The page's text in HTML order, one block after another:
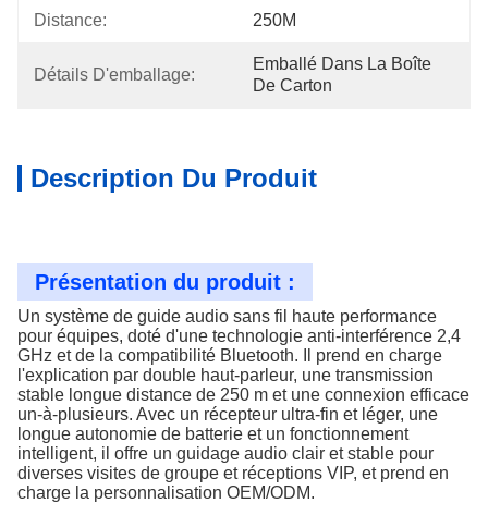
Distance: 250M
Détails D'emballage:
Emballé Dans La Boîte
De Carton
Description Du Produit
Présentation du produit :
Un système de guide audio sans fil haute performance
pour équipes, doté d'une technologie anti-interférence 2,4
GHz et de la compatibilité Bluetooth. Il prend en charge
l'explication par double haut-parleur, une transmission
stable longue distance de 250 m et une connexion efficace
un-à-plusieurs. Avec un récepteur ultra-fin et léger, une
longue autonomie de batterie et un fonctionnement
intelligent, il offre un guidage audio clair et stable pour
diverses visites de groupe et réceptions VIP, et prend en
charge la personnalisation OEM/ODM.